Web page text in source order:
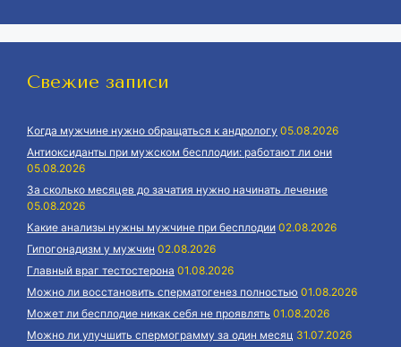
Свежие записи
Когда мужчине нужно обращаться к андрологу 05.08.2026
Антиоксиданты при мужском бесплодии: работают ли они
05.08.2026
За сколько месяцев до зачатия нужно начинать лечение
05.08.2026
Какие анализы нужны мужчине при бесплодии 02.08.2026
Гипогонадизм у мужчин 02.08.2026
Главный враг тестостерона 01.08.2026
Можно ли восстановить сперматогенез полностью 01.08.2026
Может ли бесплодие никак себя не проявлять 01.08.2026
Можно ли улучшить спермограмму за один месяц 31.07.2026